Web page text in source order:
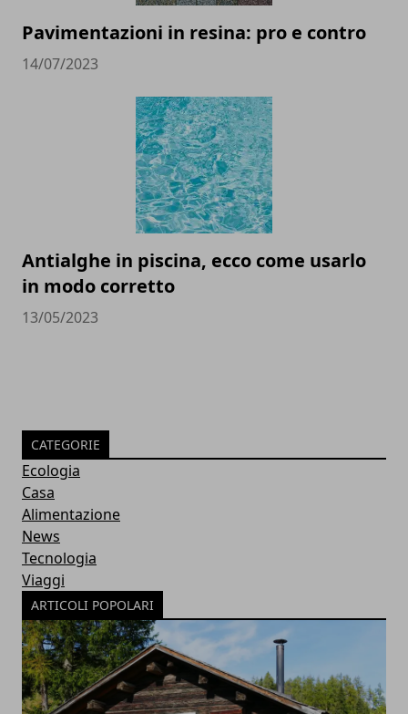
Pavimentazioni in resina: pro e contro
14/07/2023
Antialghe in piscina, ecco come usarlo
in modo corretto
13/05/2023
CATEGORIE
Ecologia
Casa
Alimentazione
News
Tecnologia
Viaggi
ARTICOLI POPOLARI